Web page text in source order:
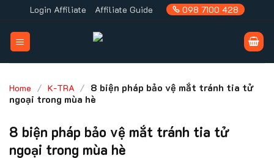
to
content
Login Affiliate Affiliate Guide 098 7100 428
Home / K-TRA / 8 biện pháp bảo vệ mắt tránh tia tử
ngoại trong mùa hè
8 biện pháp bảo vệ mắt tránh tia tử
ngoại trong mùa hè